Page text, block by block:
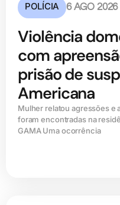
POLÍCIA 6 AGO 2026
Violência
com
prisão de
Americana
Mulher relatou agressões e
foram encontradas na
GAMA Uma ocorrência